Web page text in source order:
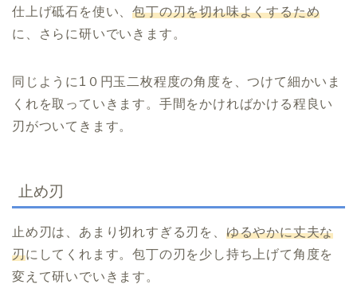
仕上げ砥石を使い、包丁の刃を切れ味よくするため
に、さらに研いでいきます。
同じように1０円玉二枚程度の角度を、つけて細かいま
くれを取っていきます。手間をかければかける程良い
刃がついてきます。
止め刃
止め刃は、あまり切れすぎる刃を、 ゆるやかに丈夫な
刃にしてくれます。包丁の刃を少し持ち上げて角度を
変えて研いでいきます。